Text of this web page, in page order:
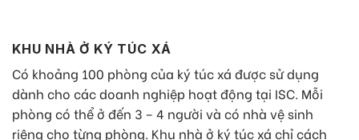
KHU NHÀ Ở KÝ TÚC XÁ
Có khoảng 100 phòng của ký túc xá được sử dụng
dành cho các doanh nghiệp hoạt động tại ISC. Mỗi
phòng có thể ở đến 3 – 4 người và có nhà vệ sinh
riêng cho từng phòng. Khu nhà ở ký túc xá chỉ cách